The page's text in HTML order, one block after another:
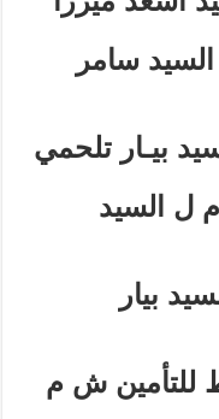
سامر
بيـار تلحمي
ل السيد
بيار
للتأمين ش م